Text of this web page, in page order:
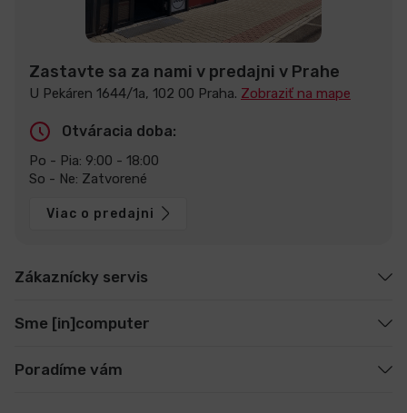
Zastavte sa za nami v predajni v Prahe
U Pekáren 1644/1a, 102 00 Praha. Zobraziť na mape
Otváracia doba:
Po - Pia: 9:00 - 18:00
So - Ne: Zatvorené
Viac o predajni
Zákaznícky servis
Sme [in]computer
Poradíme vám